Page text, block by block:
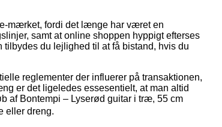
mærket, fordi det længe har været en
samt at online shoppen hyppigt efterses
du lejlighed til at få bistand, hvis du
reglementer der influerer på transaktionen,
er det ligeledes essesentielt, at man altid
af Bontempi – Lyserød guitar i træ, 55 cm
eller dreng.